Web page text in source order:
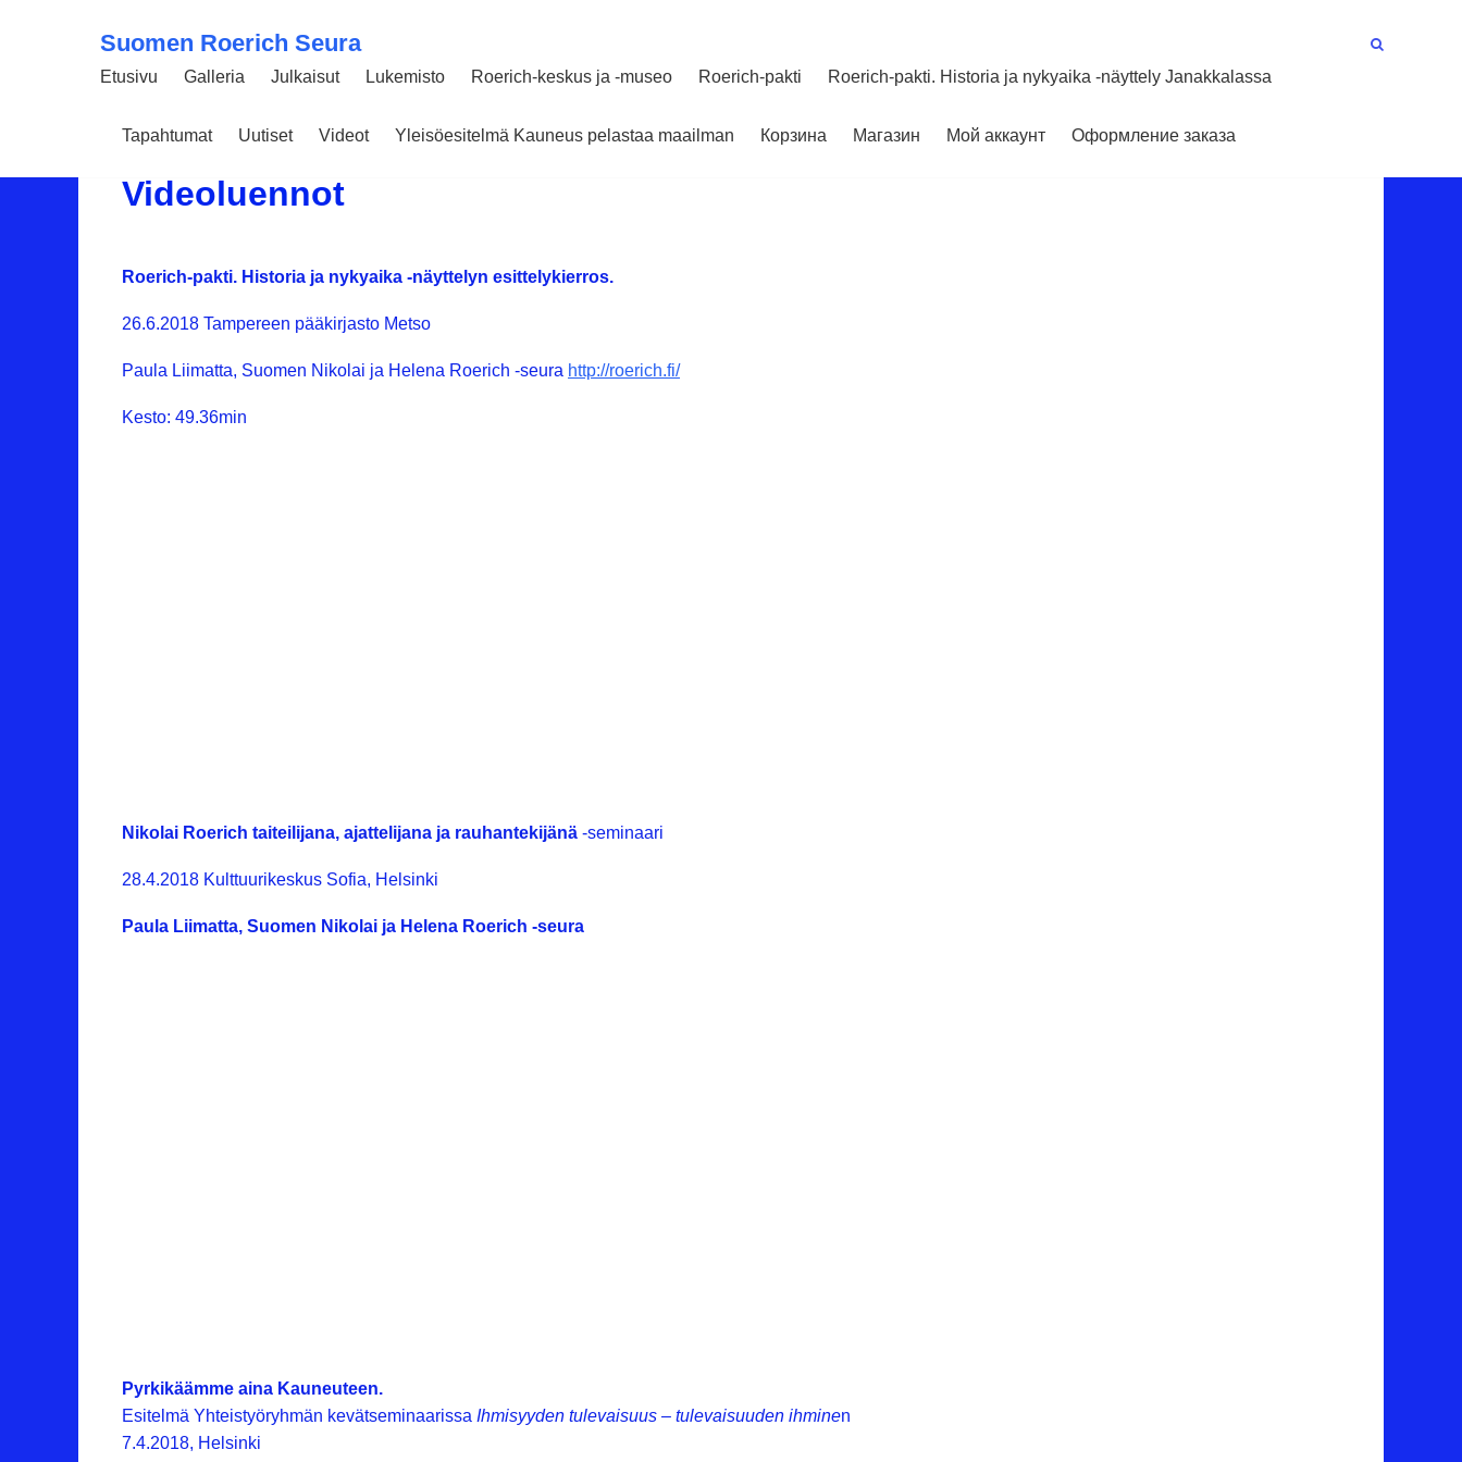
Suomen Roerich Seura
Etusivu Galleria Julkaisut Lukemisto Roerich-keskus ja -museo Roerich-pakti Roerich-pakti. Historia ja nykyaika -näyttely Janakkalassa
Tapahtumat Uutiset Videot Yleisöesitelmä Kauneus pelastaa maailman Корзина Магазин Мой аккаунт Оформление заказа
18 TAMMIKUUN 2018
Videoluennot
Roerich-pakti. Historia ja nykyaika -näyttelyn esittelykierros.
26.6.2018 Tampereen pääkirjasto Metso
Paula Liimatta, Suomen Nikolai ja Helena Roerich -seura http://roerich.fi/
Kesto: 49.36min
Nikolai Roerich taiteilijana, ajattelijana ja rauhantekijänä -seminaari
28.4.2018 Kulttuurikeskus Sofia, Helsinki
Paula Liimatta, Suomen Nikolai ja Helena Roerich -seura
Pyrkikäämme aina Kauneuteen.
Esitelmä Yhteistyöryhmän kevätseminaarissa Ihmisyyden tulevaisuus – tulevaisuuden ihminen
7.4.2018, Helsinki